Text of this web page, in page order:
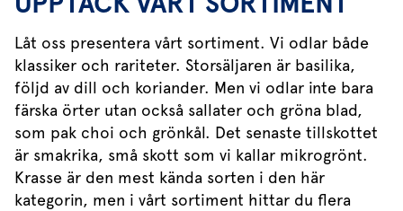
Låt oss presentera vårt sortiment. Vi odlar både
klassiker och rariteter. Storsäljaren är basilika,
följd av dill och koriander. Men vi odlar inte bara
färska örter utan också sallater och gröna blad,
som pak choi och grönkål. Det senaste tillskottet
är smakrika, små skott som vi kallar mikrogrönt.
Krasse är den mest kända sorten i den här
kategorin, men i vårt sortiment hittar du flera